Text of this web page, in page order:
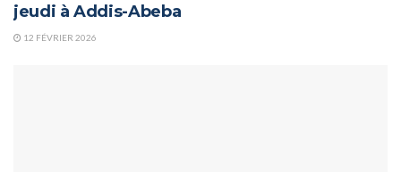
jeudi à Addis-Abeba
12 FÉVRIER 2026